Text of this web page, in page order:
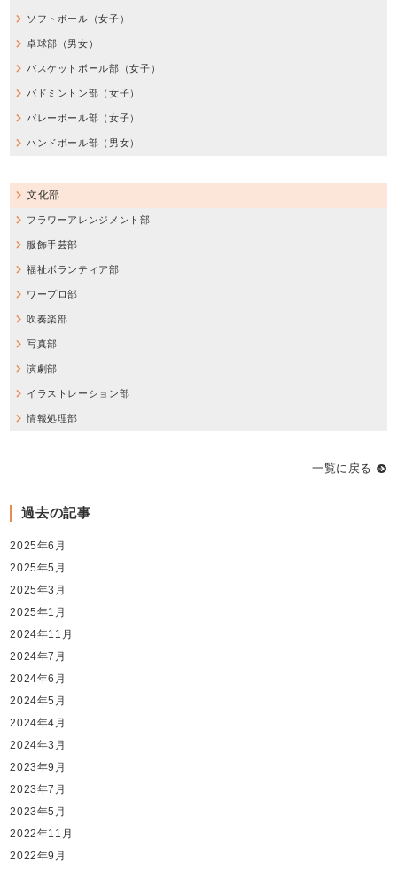
ソフトボール（女子）
卓球部（男女）
バスケットボール部（女子）
バドミントン部（女子）
バレーボール部（女子）
ハンドボール部（男女）
文化部
フラワーアレンジメント部
服飾手芸部
福祉ボランティア部
ワープロ部
吹奏楽部
写真部
演劇部
イラストレーション部
情報処理部
一覧に戻る
過去の記事
2025年6月
2025年5月
2025年3月
2025年1月
2024年11月
2024年7月
2024年6月
2024年5月
2024年4月
2024年3月
2023年9月
2023年7月
2023年5月
2022年11月
2022年9月